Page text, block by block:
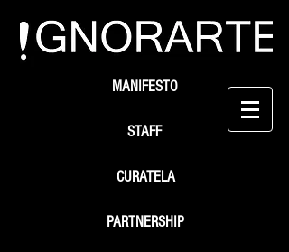
STAFF
MANIFESTO
PARTNERSHIP
CURATELA